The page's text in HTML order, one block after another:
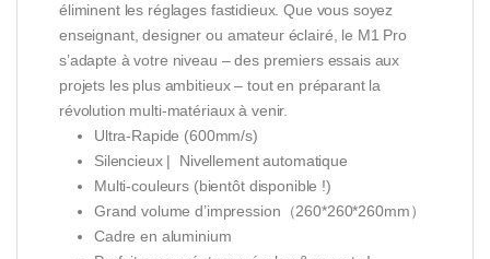
éliminent les réglages fastidieux. Que vous soyez
enseignant, designer ou amateur éclairé, le M1 Pro
s’adapte à votre niveau – des premiers essais aux
projets les plus ambitieux – tout en préparant la
révolution multi-matériaux à venir.
Ultra-Rapide (600mm/s)
Silencieux | Nivellement automatique
Multi-couleurs (bientôt disponible !)
Grand volume d’impression（260*260*260mm）
Cadre en aluminium